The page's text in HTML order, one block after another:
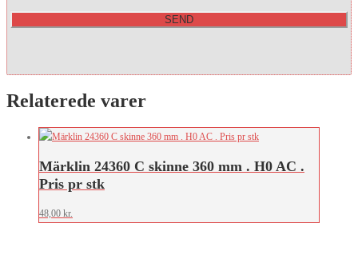
Relaterede varer
Märklin 24360 C skinne 360 mm . H0 AC .
Pris pr stk
48,00 kr.